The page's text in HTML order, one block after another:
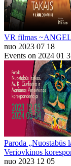
VR filmas
nuo 2023 07 18
Events on 2024 01
Paroda
Veriovkinos
nuo 2023 12 05